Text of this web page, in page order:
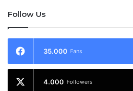
Follow Us
35.000 Fans
4.000 Followers